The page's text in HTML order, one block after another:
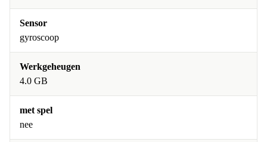
Sensor
gyroscoop
Werkgeheugen
4.0 GB
met spel
nee